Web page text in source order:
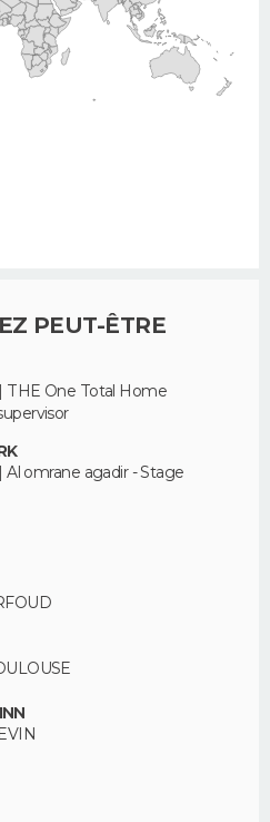
PEUT-ÊTRE
THE One Total Home
Al omrane agadir - Stage